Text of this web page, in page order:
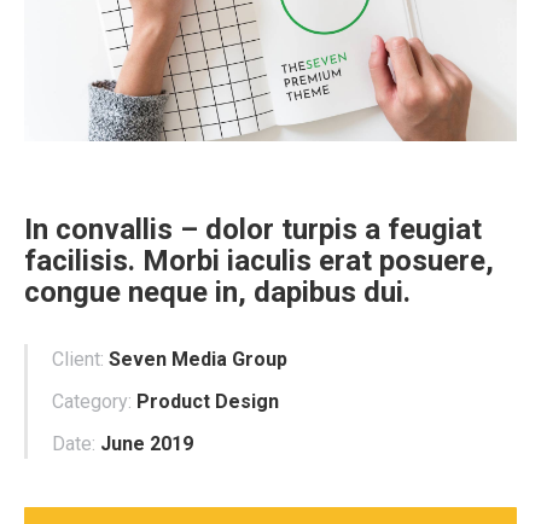
In convallis – dolor turpis a feugiat
facilisis. Morbi iaculis erat posuere,
congue neque in, dapibus dui.
Client: Seven Media Group
Category: Product Design
Date: June 2019